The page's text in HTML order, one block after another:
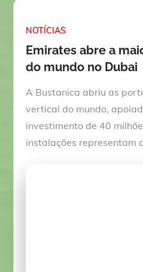
NOTÍCIAS
Emirates abre a
do mundo no Dubai
A Bustanica abriu as
vertical do mundo,
investimento de 40
instalações representam